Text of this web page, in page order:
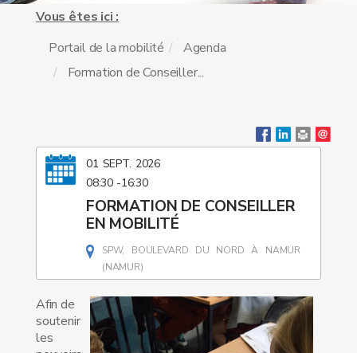
Vous êtes ici :
Portail de la mobilité
Agenda
Formation de Conseiller...
01 SEPT. 2026
08:30 -16:30
FORMATION DE CONSEILLER
EN MOBILITÉ
SPW, BOULEVARD DU NORD À NAMUR
(NAMUR)
Afin de
soutenir
les